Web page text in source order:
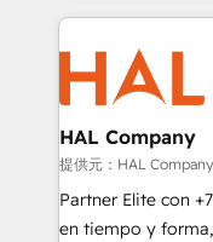
onboarding and
& marketing
extensive
and
empowering our
autonomy. Get to
guided
the CRM platform
HAL Company
提供元：HAL Company
Partner Elite con
en tiempo y